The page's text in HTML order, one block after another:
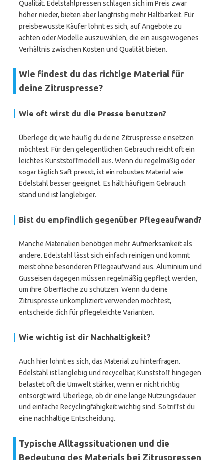
Qualität. Edelstahlpressen schlagen sich im Preis zwar
höher nieder, bieten aber langfristig mehr Haltbarkeit. Für
preisbewusste Käufer lohnt es sich, auf Angebote zu
achten oder Modelle auszuwählen, die ein ausgewogenes
Verhältnis zwischen Kosten und Qualität bieten.
Wie findest du das richtige Material für
deine Zitruspresse?
Wie oft wirst du die Presse benutzen?
Überlege dir, wie häufig du deine Zitruspresse einsetzen
möchtest. Für den gelegentlichen Gebrauch reicht oft ein
leichtes Kunststoffmodell aus. Wenn du regelmäßig oder
sogar täglich Saft presst, ist ein robustes Material wie
Edelstahl besser geeignet. Es hält häufigem Gebrauch
stand und ist langlebiger.
Bist du empfindlich gegenüber Pflegeaufwand?
Manche Materialien benötigen mehr Aufmerksamkeit als
andere. Edelstahl lässt sich einfach reinigen und kommt
meist ohne besonderen Pflegeaufwand aus. Aluminium und
Gusseisen dagegen müssen regelmäßig gepflegt werden,
um ihre Oberfläche zu schützen. Wenn du deine
Zitruspresse unkompliziert verwenden möchtest,
entscheide dich für pflegeleichte Varianten.
Wie wichtig ist dir Nachhaltigkeit?
Auch hier lohnt es sich, das Material zu hinterfragen.
Edelstahl ist langlebig und recycelbar, Kunststoff hingegen
belastet oft die Umwelt stärker, wenn er nicht richtig
entsorgt wird. Überlege, ob dir eine lange Nutzungsdauer
und einfache Recyclingfähigkeit wichtig sind. So triffst du
eine nachhaltige Entscheidung.
Typische Alltagssituationen und die
Bedeutung des Materials bei Zitruspressen